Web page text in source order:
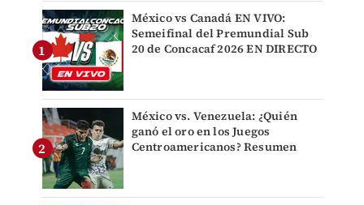
México vs Canadá EN VIVO:
Semeifinal del Premundial Sub
20 de Concacaf 2026 EN DIRECTO
México vs. Venezuela: ¿Quién
ganó el oro en los Juegos
Centroamericanos? Resumen